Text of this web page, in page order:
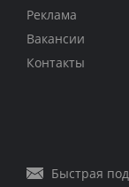
Реклама
Вакансии
Контакты
Быстрая